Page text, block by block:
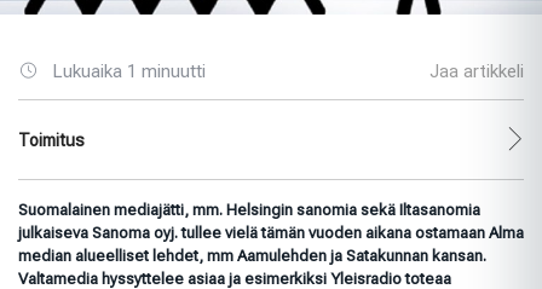
Lukuaika 1 minuutti Jaa artikkeli
Toimitus
Suomalainen mediajätti, mm. Helsingin sanomia sekä Iltasanomia
julkaiseva Sanoma oyj. tullee vielä tämän vuoden aikana ostamaan Alma
median alueelliset lehdet, mm Aamulehden ja Satakunnan kansan.
Valtamedia hyssyttelee asiaa ja esimerkiksi Yleisradio toteaa